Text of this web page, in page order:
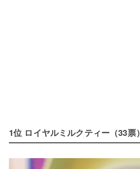
1位 ロイヤルミルクティー（33票）